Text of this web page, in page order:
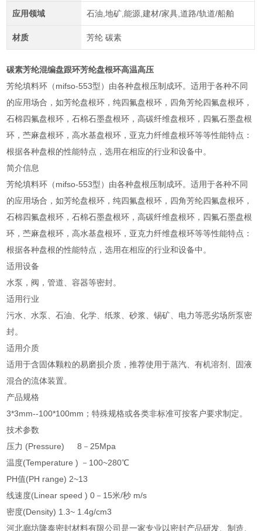
应用领域 石油,地矿,能源,建材/家具,道路/轨道/船舶
材质 芳纶 碳素
碳素芳纶混编盘跟环芳纶盘根环高温高压
芳纶填料环（mifso-553型）由各种盘根压制成环。适用于各种不同
的应用场合，如芳纶盘根环，纯四氟盘根环，四角芳纶四氟盘根环，
石棉四氟盘根环，石棉石墨盘根环，高碳纤维盘根环，四氟石墨盘根
环，苎麻盘根环，高水基盘根环，亚克力纤维盘根环等等性能特点：
根据各种盘根的性能特点，选用在相应的行业和设备中。
简介信息
芳纶填料环（mifso-553型）由各种盘根压制成环。适用于各种不同
的应用场合，如芳纶盘根环，纯四氟盘根环，四角芳纶四氟盘根环，
石棉四氟盘根环，石棉石墨盘根环，高碳纤维盘根环，四氟石墨盘根
环，苎麻盘根环，高水基盘根环，亚克力纤维盘根环等等性能特点：
根据各种盘根的性能特点，选用在相应的行业和设备中。
适用设备
水泵，阀，管道、容器等密封。
适用行业
污水、水泵、石油、化学、纸浆、砂浆、锡矿、电力等恶劣场所泵密
封。
适用介质
适用于含固体颗粒的易磨损介质，推荐使用于蒸汽、有机溶剂、固液
混合的流体装置。
产品规格
3*3mm--100*100mm；特殊规格或各类非标准可按客户要求制定。
技术参数
压力 (Pressure) 8－25Mpa
温度(Temperature ) －100~280℃
PH值(PH range) 2~13
线速度(Linear speed ) 0－15米/秒 m/s
密度(Density) 1.3~ 1.4g/cm3
河北廊坊隆泰密封材料有限公司是一家专业以密封产品研发、制造、